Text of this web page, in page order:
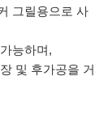
그릴용으로 사
능하며,
및 후가공을 거